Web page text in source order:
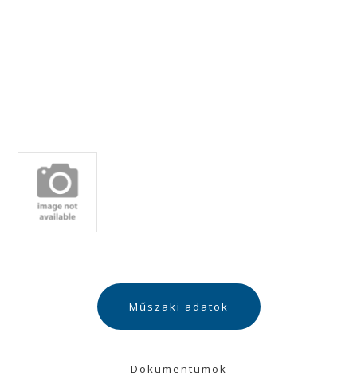
Műszaki adatok
Dokumentumok